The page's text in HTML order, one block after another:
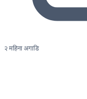
२ महिना अगाडि